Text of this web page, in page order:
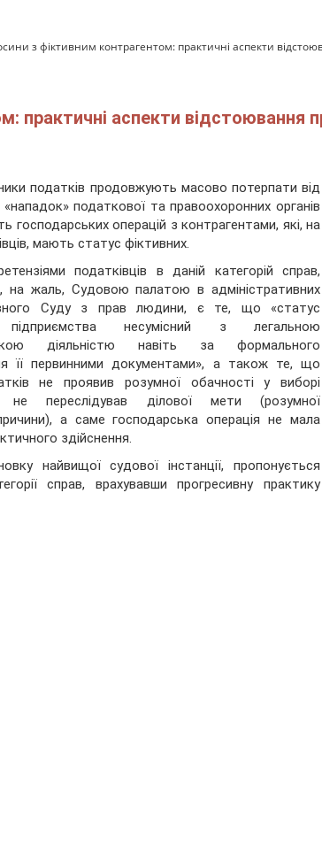
з фіктивним контрагентом: практичні аспекти
практичні аспекти відстоювання
податків продовжують масово потерпати від
податкової та правоохоронних органів
господарських операцій з контрагентами, які, на
мають статус фіктивних.
податківців в даній категорій справ,
на жаль, Судовою палатою в адміністративних
Суду з прав людини, є те, що «статус
підприємства несумісний з легальною
діяльністю навіть за формального
її первинними документами», а також те, що
не проявив розумної обачності у виборі
не переслідував ділової мети (розумної
а саме господарська операція не мала
здійснення.
найвищої судової інстанції, пропонується
справ, врахувавши прогресивну практику